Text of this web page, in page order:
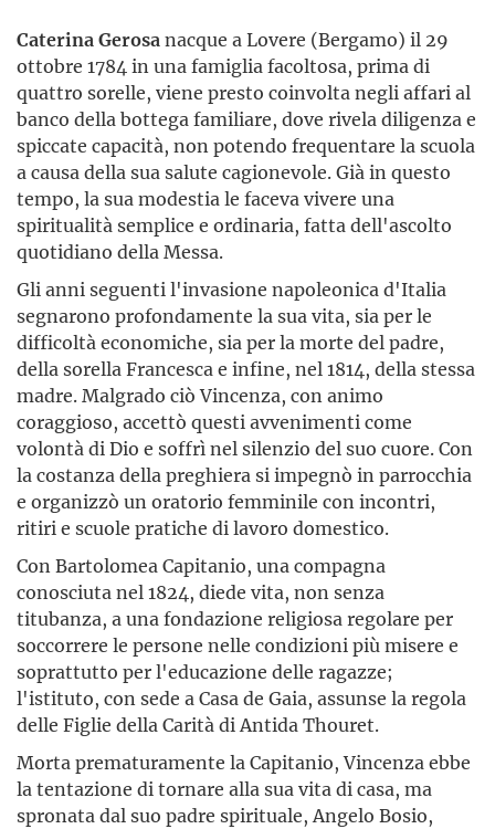
Caterina Gerosanacque a Lovere (Bergamo) il 29
ottobre 1784 in una famiglia facoltosa, prima di
quattro sorelle, viene presto coinvolta negli affari al
banco della bottega familiare, dove rivela diligenza e
spiccate capacità, non potendo frequentare la scuola
a causa della sua salute cagionevole. Già in questo
tempo, la sua modestia le faceva vivere una
spiritualità semplice e ordinaria, fatta dell'ascolto
quotidiano della Messa.
Gli anni seguenti l'invasione napoleonica d'Italia
segnarono profondamente la sua vita, sia per le
difficoltà economiche, sia per la morte del padre,
della sorella Francesca e infine, nel 1814, della stessa
madre. Malgrado ciò Vincenza, con animo
coraggioso, accettò questi avvenimenti come
volontà di Dio e soffrì nel silenzio del suo cuore. Con
la costanza della preghiera si impegnò in parrocchia
e organizzò un oratorio femminile con incontri,
ritiri e scuole pratiche di lavoro domestico.
Con Bartolomea Capitanio, una compagna
conosciuta nel 1824, diede vita, non senza
titubanza, a una fondazione religiosa regolare per
soccorrere le persone nelle condizioni più misere e
soprattutto per l'educazione delle ragazze;
l'istituto, con sede a Casa de Gaia, assunse la regola
delle Figlie della Carità di Antida Thouret.
Morta prematuramente la Capitanio, Vincenza ebbe
la tentazione di tornare alla sua vita di casa, ma
spronata dal suo padre spirituale, Angelo Bosio,